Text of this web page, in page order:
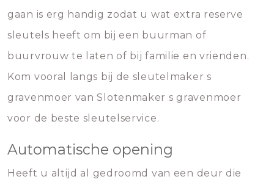
gaan is erg handig zodat u wat extra reserve
sleutels heeft om bij een buurman of
buurvrouw te laten of bij familie en vrienden.
Kom vooral langs bij de sleutelmaker s
gravenmoer van Slotenmaker s gravenmoer
voor de beste sleutelservice.
Automatische opening
Heeft u altijd al gedroomd van een deur die